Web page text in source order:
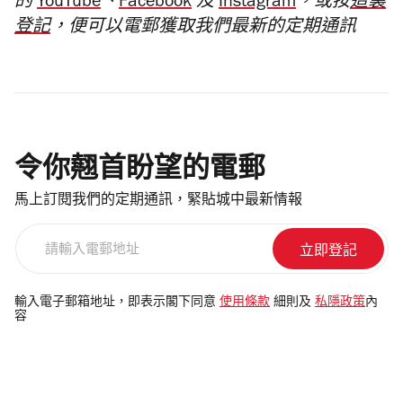
的 YouTube 、 Facebook 及 Instagram ，或按這裏
登記，便可以電郵獲取我們最新的定期通訊
令你翹首盼望的電郵
馬上訂閱我們的定期通訊，緊貼城中最新情報
電
郵
輸入電子郵箱地址，即表示閣下同意 使用條款 細則及 私隱政策 內
容